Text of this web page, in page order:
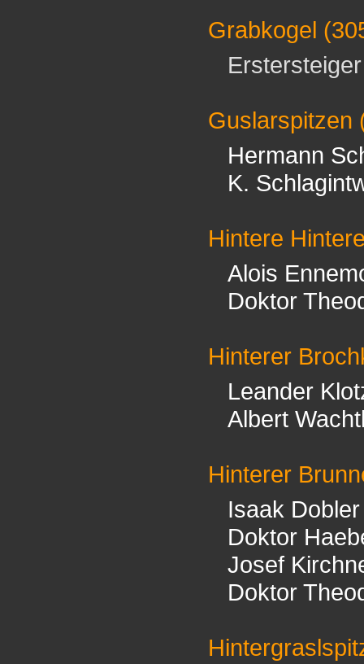
Grabkogel
Guslarspitzen
Hermann
K.
Hintere
Alois
Doktor
Hinterer
Leander
Albert
Hinterer
Isaak Dobler
Doktor
Josef
Doktor